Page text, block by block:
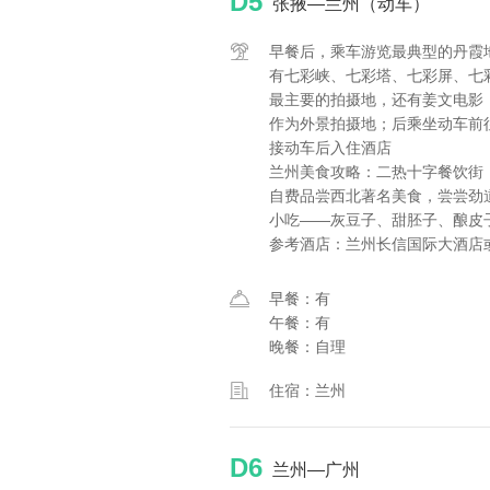
张掖—兰州（动车）
早餐后，乘车游览最典型的丹
有七彩峡、七彩塔、七彩屏、
最主要的拍摄地，还有姜文电
作为外景拍摄地；后乘坐动车
接动车后入住酒店
兰州美食攻略：二热十字餐饮
自费品尝西北著名美食，尝尝
小吃——灰豆子、甜胚子、酿皮
参考酒店：兰州长信国际大酒
早餐：有
午餐：有
晚餐：自理
住宿：兰州
D6 兰州—广州